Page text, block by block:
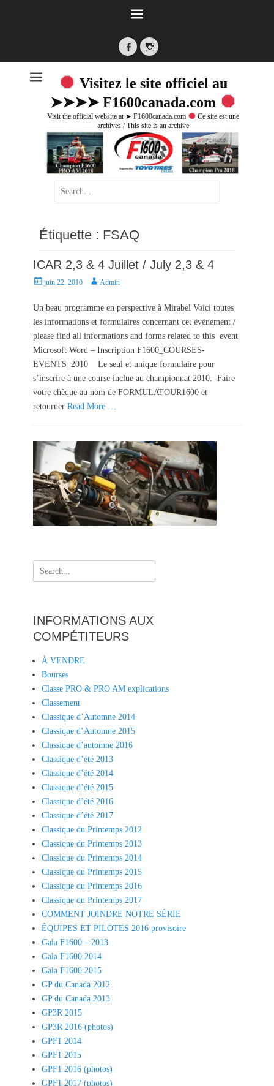
FacebookInstagram
Visitez le site officiel au
➤➤➤➤ F1600canada.com
Visit the official website at ➤ F1600canada.com
Ce site est une
archives / This site is an archive
Search
for:
Étiquette : FSAQ
ICAR 2,3 & 4 Juillet / July 2,3 & 4
P
s
t
d
o
n
juin 22, 2010
A
t
Admin
Un beau programme en perspective à Mirabel Voici toutes
les informations et formulaires concernant cet évènement /
please find all informations and forms related to this event
Microsoft Word – Inscription F1600_COURSES-
EVENTS_2010 Le seul et unique formulaire pour
s’inscrire à une course inclue au championnat 2010. Faire
votre chèque au nom de FORMULATOUR1600 et
retourner Read More …
Search
for:
INFORMATIONS AUX
COMPÉTITEURS
À VENDRE
Bourses
Classe PRO & PRO AM explications
Classement
Classique d’Automne 2014
Classique d’Automne 2015
Classique d’automne 2016
Classique d’été 2013
Classique d’été 2014
Classique d’été 2015
Classique d’été 2016
Classique d’été 2017
Classique du Printemps 2012
Classique du Printemps 2013
Classique du Printemps 2014
Classique du Printemps 2015
Classique du Printemps 2016
Classique du Printemps 2017
COMMENT JOINDRE NOTRE SÉRIE
ÉQUIPES ET PILOTES 2016 provisoire
Gala F1600 – 2013
Gala F1600 2014
Gala F1600 2015
GP du Canada 2012
GP du Canada 2013
GP3R 2015
GP3R 2016 (photos)
GPF1 2014
GPF1 2015
GPF1 2016 (photos)
GPF1 2017 (photos)